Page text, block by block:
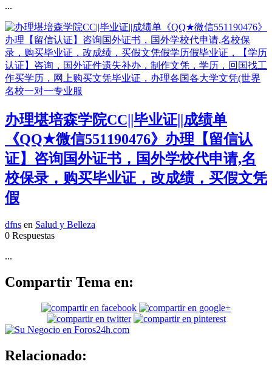
...
办理堪培森学院CC||毕业证||成绩单
《QQ★微信551190476》办理【留信认
证】咨询国外证书，国外学校代申请,名
校保录，购买毕业证，改成绩，买假文凭
假
dfns en Salud y Belleza
0 Respuestas
...
Compartir Tema en:
Relacionado: